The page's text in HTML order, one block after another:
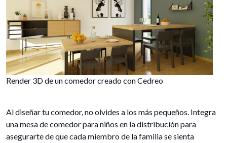
Render 3D de un comedor creado con Cedreo
Al diseñar tu comedor, no olvides a los más pequeños. Integra
una mesa de comedor para niños en la distribución para
asegurarte de que cada miembro de la familia se sienta